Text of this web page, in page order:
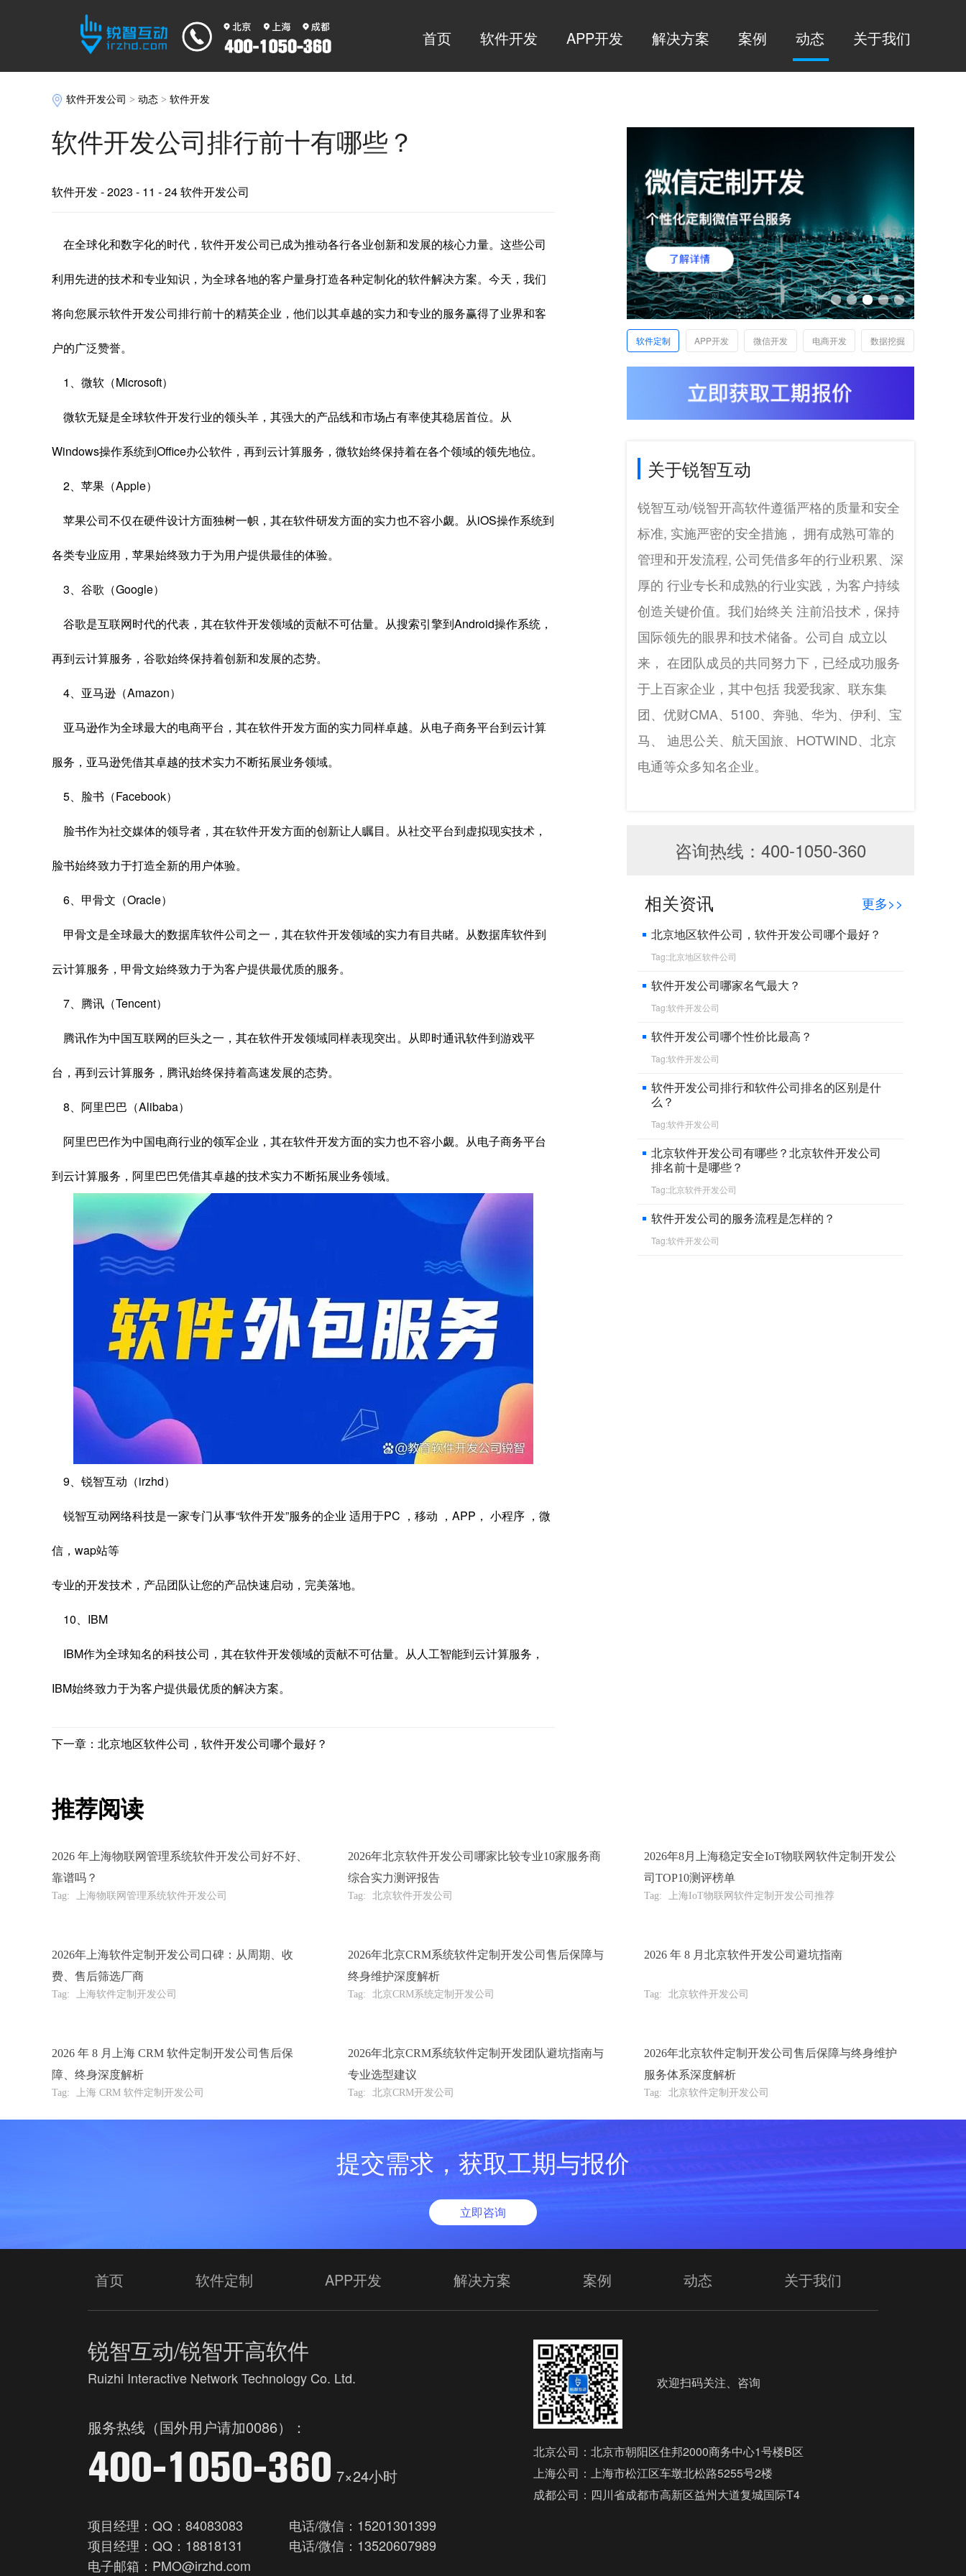
首页 软件开发 APP开发 解决方案 案例 动态 关于我们
软件开发公司 >动态 >软件开发
软件开发公司排行前十有哪些？
软件开发- 2023 - 11 - 24 软件开发公司
在全球化和数字化的时代，软件开发公司已成为推动各行各业创新和发展的核心力量。这些公司
利用先进的技术和专业知识，为全球各地的客户量身打造各种定制化的软件解决方案。今天，我们
将向您展示软件开发公司排行前十的精英企业，他们以其卓越的实力和专业的服务赢得了业界和客
户的广泛赞誉。
1、微软（Microsoft）
微软无疑是全球软件开发行业的领头羊，其强大的产品线和市场占有率使其稳居首位。从
Windows操作系统到Office办公软件，再到云计算服务，微软始终保持着在各个领域的领先地位。
2、苹果（Apple）
苹果公司不仅在硬件设计方面独树一帜，其在软件研发方面的实力也不容小觑。从iOS操作系统到
各类专业应用，苹果始终致力于为用户提供最佳的体验。
3、谷歌（Google）
谷歌是互联网时代的代表，其在软件开发领域的贡献不可估量。从搜索引擎到Android操作系统，
再到云计算服务，谷歌始终保持着创新和发展的态势。
4、亚马逊（Amazon）
亚马逊作为全球最大的电商平台，其在软件开发方面的实力同样卓越。从电子商务平台到云计算
服务，亚马逊凭借其卓越的技术实力不断拓展业务领域。
5、脸书（Facebook）
脸书作为社交媒体的领导者，其在软件开发方面的创新让人瞩目。从社交平台到虚拟现实技术，
脸书始终致力于打造全新的用户体验。
6、甲骨文（Oracle）
甲骨文是全球最大的数据库软件公司之一，其在软件开发领域的实力有目共睹。从数据库软件到
云计算服务，甲骨文始终致力于为客户提供最优质的服务。
7、腾讯（Tencent）
腾讯作为中国互联网的巨头之一，其在软件开发领域同样表现突出。从即时通讯软件到游戏平
台，再到云计算服务，腾讯始终保持着高速发展的态势。
8、阿里巴巴（Alibaba）
阿里巴巴作为中国电商行业的领军企业，其在软件开发方面的实力也不容小觑。从电子商务平台
到云计算服务，阿里巴巴凭借其卓越的技术实力不断拓展业务领域。
9、锐智互动（irzhd）
锐智互动网络科技是一家专门从事“软件开发”服务的企业 适用于PC ，移动 ，APP， 小程序 ，微
信，wap站等
专业的开发技术，产品团队让您的产品快速启动，完美落地。
10、IBM
IBM作为全球知名的科技公司，其在软件开发领域的贡献不可估量。从人工智能到云计算服务，
IBM始终致力于为客户提供最优质的解决方案。
下一章：北京地区软件公司，软件开发公司哪个最好？
软件定制 APP开发 微信开发 电商开发 数据挖掘
关于锐智互动
锐智互动/锐智开高软件遵循严格的质量和安全
标准, 实施严密的安全措施， 拥有成熟可靠的
管理和开发流程, 公司凭借多年的行业积累、深
厚的 行业专长和成熟的行业实践，为客户持续
创造关键价值。我们始终关 注前沿技术，保持
国际领先的眼界和技术储备。公司自 成立以
来， 在团队成员的共同努力下，已经成功服务
于上百家企业，其中包括 我爱我家、联东集
团、优财CMA、5100、奔驰、华为、伊利、宝
马、 迪思公关、航天国旅、HOTWIND、北京
电通等众多知名企业。
咨询热线：400-1050-360
相关资讯 更多>>
北京地区软件公司，软件开发公司哪个最好？
Tag:北京地区软件公司
软件开发公司哪家名气最大？
Tag:软件开发公司
软件开发公司哪个性价比最高？
Tag:软件开发公司
软件开发公司排行和软件公司排名的区别是什
么？
Tag:软件开发公司
北京软件开发公司有哪些？北京软件开发公司
排名前十是哪些？
Tag:北京软件开发公司
软件开发公司的服务流程是怎样的？
Tag:软件开发公司
推荐阅读
2026 年上海物联网管理系统软件开发公司好不好、
靠谱吗？
Tag: 上海物联网管理系统软件开发公司
2026年北京软件开发公司哪家比较专业10家服务商
综合实力测评报告
Tag: 北京软件开发公司
2026年8月上海稳定安全IoT物联网软件定制开发公
司TOP10测评榜单
Tag: 上海IoT物联网软件定制开发公司推荐
2026年上海软件定制开发公司口碑：从周期、收
费、售后筛选厂商
Tag: 上海软件定制开发公司
2026年北京CRM系统软件定制开发公司售后保障与
终身维护深度解析
Tag: 北京CRM系统定制开发公司
2026 年 8 月北京软件开发公司避坑指南
Tag: 北京软件开发公司
2026 年 8 月上海 CRM 软件定制开发公司售后保
障、终身深度解析
Tag: 上海 CRM 软件定制开发公司
2026年北京CRM系统软件定制开发团队避坑指南与
专业选型建议
Tag: 北京CRM开发公司
2026年北京软件定制开发公司售后保障与终身维护
服务体系深度解析
Tag: 北京软件定制开发公司
提交需求，获取工期与报价
立即咨询
首页 软件定制 APP开发 解决方案 案例 动态 关于我们
锐智互动/锐智开高软件
Ruizhi Interactive Network Technology Co. Ltd.
服务热线（国外用户请加0086）：
400-1050-360 7×24小时
项目经理：QQ：84083083
电话/微信：15201301399
项目经理：QQ：18818131
电话/微信：13520607989
电子邮箱：PMO@irzhd.com
欢迎扫码关注、咨询
北京公司：北京市朝阳区住邦2000商务中心1号楼B区
上海公司：上海市松江区车墩北松路5255号2楼
成都公司：四川省成都市高新区益州大道复城国际T4